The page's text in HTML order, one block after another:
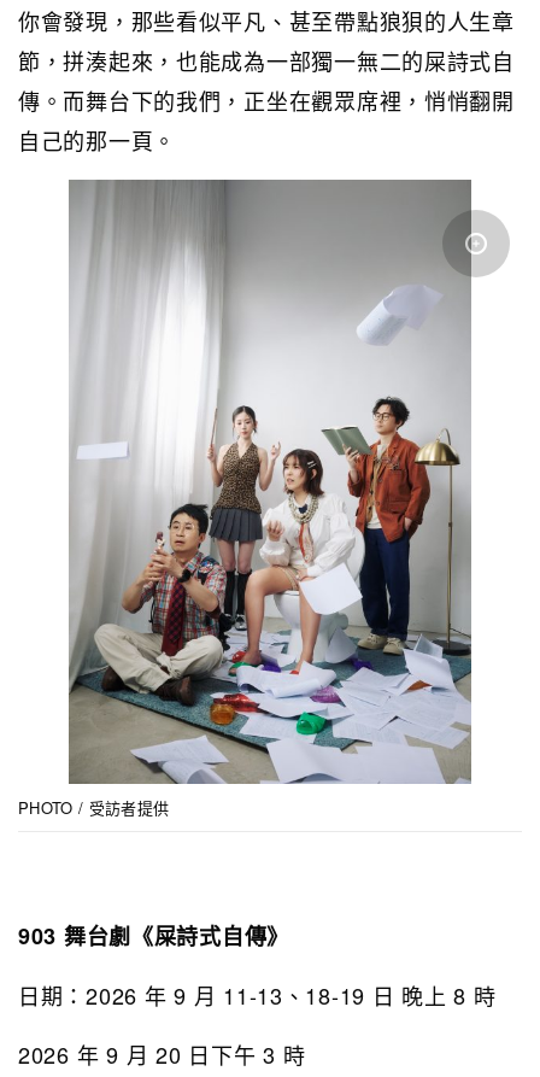
你會發現，那些看似平凡、甚至帶點狼狽的人生章
節，拼湊起來，也能成為一部獨一無二的屎詩式自
傳。而舞台下的我們，正坐在觀眾席裡，悄悄翻開
自己的那一頁。
PHOTO / 受訪者提供
903 舞台劇《屎詩式自傳》
日期：2026 年 9 月 11-13、18-19 日 晚上 8 時
2026 年 9 月 20 日下午 3 時